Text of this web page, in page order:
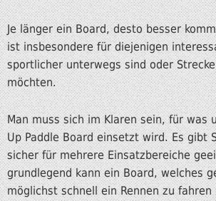
Je länger ein Board, desto besser
ist insbesondere für diejenigen
sportlicher unterwegs sind oder
möchten.
Man muss sich im Klaren sein, für was
Up Paddle Board einsetzt wird. Es gibt
sicher für mehrere Einsatzbereiche
grundlegend kann ein Board, welches
möglichst schnell ein Rennen zu fahren